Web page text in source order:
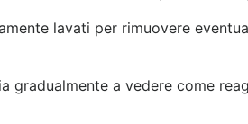
lavati per rimuovere
gradualmente a vedere come